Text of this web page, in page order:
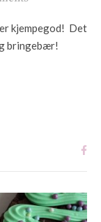
bringebær!